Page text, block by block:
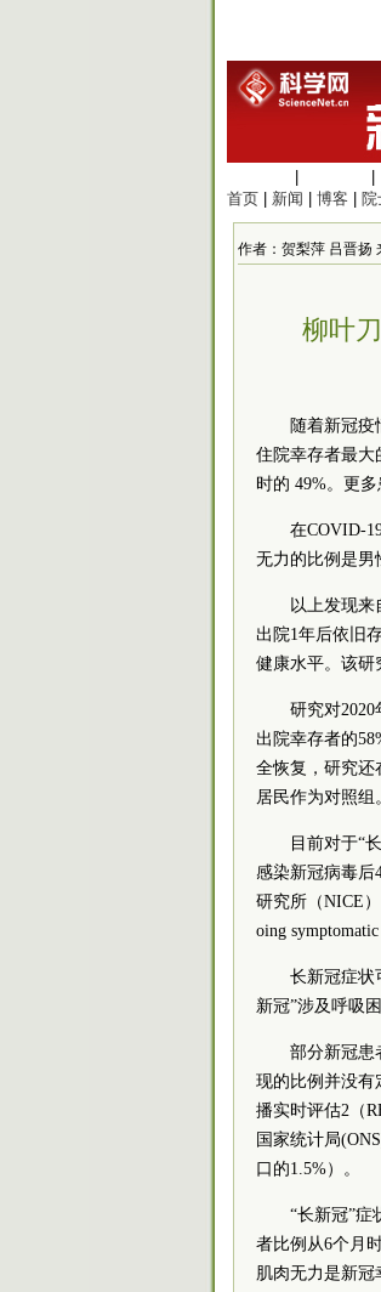
首页
新闻 博客 院
作者：贺梨萍 吕晋扬
柳叶
随着新冠疫
住院幸存者最大
时的 49%。更
在COVID-
无力的比例是男
以上发现来
出院1年后依旧
健康水平。该研
研究对
出院幸存者的
全恢复，研究还
居民作为对照组
目前对于“
感染新冠病毒后
研究所（NICE
oing
长新冠症状
新冠”涉及呼吸
部分新冠患
现的比例并没有
播实时评估2（
国家统计局
口的1.5%）。
“长新冠”症
者比例从6个月
肌肉无力是新冠